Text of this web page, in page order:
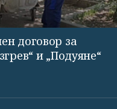
договор за
и „Подуяне“